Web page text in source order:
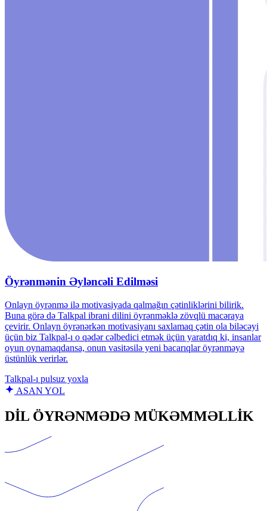
Öyrənmənin Əyləncəli Edilməsi
Onlayn öyrənmə ilə motivasiyada qalmağın çətinliklərini bilirik.
Buna görə də Talkpal ibrani dilini öyrənməklə zövqlü macəraya
çevirir. Onlayn öyrənərkən motivasiyanı saxlamaq çətin ola biləcəyi
üçün biz Talkpal-ı o qədər cəlbedici etmək üçün yaratdıq ki, insanlar
oyun oynamaqdansa, onun vasitəsilə yeni bacarıqlar öyrənməyə
üstünlük verirlər.
Talkpal‑ı pulsuz yoxla
ASAN YOL
DİL ÖYRƏNMƏDƏ MÜKƏMMƏLLİK